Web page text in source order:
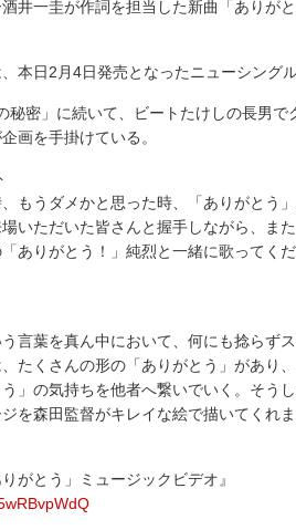
井一圭が作詞を担当した新曲「ありが
本日2月4日発売となったニューシングル
密」に続いて、ビートたけしの長男で
画を手掛けている。
もうダメかと思った時、「ありがとう
いただいた皆さんと握手しながら、ま
ありがとう！」純烈と一緒に歌ってく
う言葉を真ん中において、何にも捻らず
たくさんの形の「ありがとう」があり
」の気持ちを他者へ繋いでいく。そう
を森田監督がキレイな絵で描いてくれま
がとう」ミュージックビデオ』